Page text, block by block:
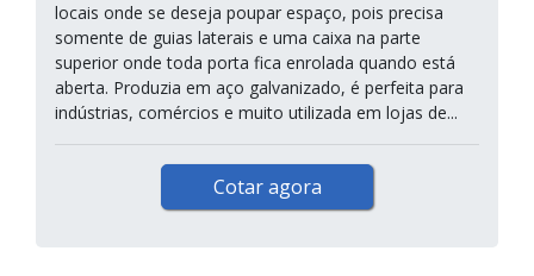
locais onde se deseja poupar espaço, pois precisa
somente de guias laterais e uma caixa na parte
superior onde toda porta fica enrolada quando está
aberta. Produzia em aço galvanizado, é perfeita para
indústrias, comércios e muito utilizada em lojas de...
Cotar agora